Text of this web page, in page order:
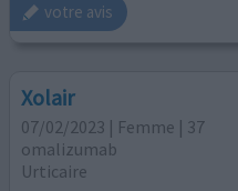
votre avis
Xolair
07/02/2023 | Femme | 37
omalizumab
Urticaire